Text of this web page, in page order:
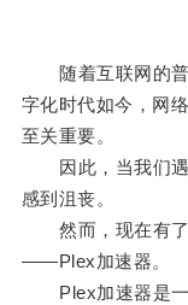
随着互联网的普
字化时代如今，网
至关重要。
因此，当我们遇
感到沮丧。
然而，现在有了
——Plex加速器。
Plex加速器是一